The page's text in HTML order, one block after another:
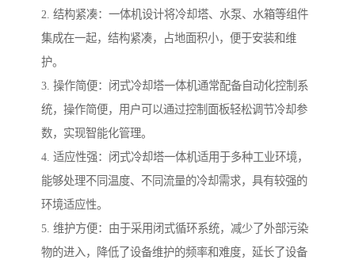
2. 结构紧凑：一体机设计将冷却塔、水泵、水箱等组件
集成在一起，结构紧凑，占地面积小，便于安装和维
护。
3. 操作简便：闭式冷却塔一体机通常配备自动化控制系
统，操作简便，用户可以通过控制面板轻松调节冷却参
数，实现智能化管理。
4. 适应性强：闭式冷却塔一体机适用于多种工业环境，
能够处理不同温度、不同流量的冷却需求，具有较强的
环境适应性。
5. 维护方便：由于采用闭式循环系统，减少了外部污染
物的进入，降低了设备维护的频率和难度，延长了设备